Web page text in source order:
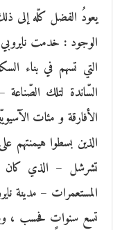
يعودُ الفضل كلّه إلى
الوجود : خدمت
التي تسهم في بناء
السّاندة لتلك
الأفارقة و مئات
تشرشل – الذي كان
المستعمرات – مدينة
تسع سنواتٍ فحسب ،